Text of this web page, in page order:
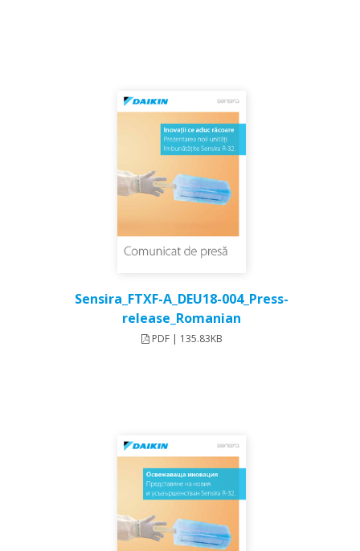
Sensira_FTXF-A_DEU18-004_Press-
release_Romanian
PDF | 135.83KB